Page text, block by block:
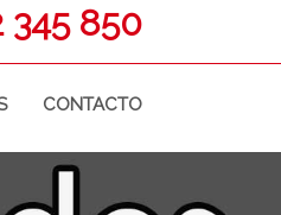
345 850
CONTACTO